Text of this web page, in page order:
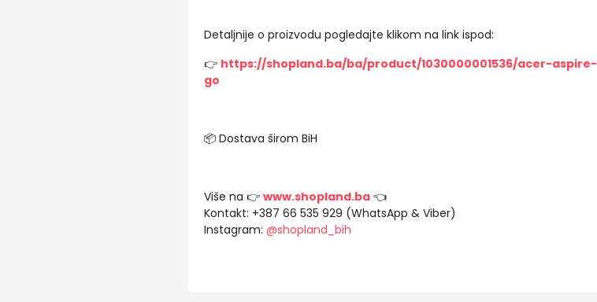
Detaljnije o proizvodu pogledajte klikom na link ispod:
👉 https://shopland.ba/ba/product/1030000001536/acer-aspire-
go
📦 Dostava širom BiH
Više na 👉 www.shopland.ba👈
Kontakt: +387 66 535 929 (WhatsApp & Viber)
Instagram: @shopland_bih